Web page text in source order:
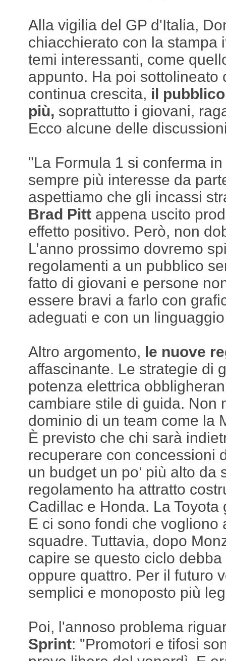
Alla vigilia del GP d'Italia,
chiacchierato con la stampa
temi interessanti, come
appunto. Ha poi sottolineato
continua crescita, il
più, soprattutto i giovani,
Ecco alcune delle
"La Formula 1 si conferma in
sempre più interesse da
aspettiamo che gli incassi
Brad Pitt appena uscito
effetto positivo. Però, non
L’anno prossimo dovremo
regolamenti a un pubblico
fatto di giovani e persone
essere bravi a farlo con
adeguati e con un linguaggio
Altro argomento, le nuove
affascinante. Le strategie di
potenza elettrica
cambiare stile di guida. Non
dominio di un team come la
È previsto che chi sarà
recuperare con concessioni
un budget un po’ più alto da
regolamento ha attratto
Cadillac e Honda. La Toyota
E ci sono fondi che vogliono
squadre. Tuttavia, dopo
capire se questo ciclo
oppure quattro. Per il futuro
semplici e monoposto più
Poi, l'annoso problema
Sprint: "Promotori e tifosi